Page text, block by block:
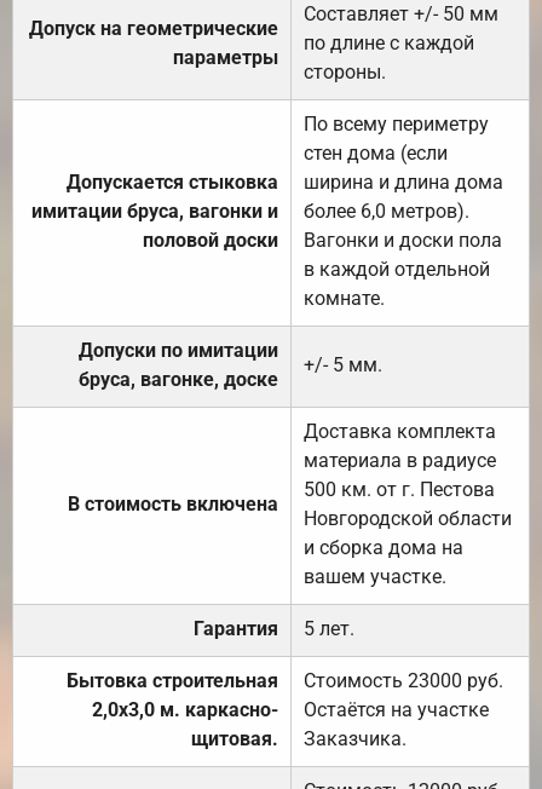
Допуск на геометрические
параметры
Составляет +/- 50 мм
по длине с каждой
стороны.
Допускается стыковка
имитации бруса, вагонки и
половой доски
По всему периметру
стен дома (если
ширина и длина дома
более 6,0 метров).
Вагонки и доски пола
в каждой отдельной
комнате.
Допуски по имитации
бруса, вагонке, доске
+/- 5 мм.
В стоимость включена
Доставка комплекта
материала в радиусе
500 км. от г. Пестова
Новгородской области
и сборка дома на
вашем участке.
Гарантия 5 лет.
Бытовка строительная
2,0х3,0 м. каркасно-
щитовая.
Стоимость 23000 руб.
Остаётся на участке
Заказчика.